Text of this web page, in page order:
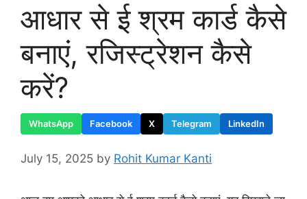
आधार से ई श्रम कार्ड कैसे
बनाएं, रजिस्ट्रेशन कैसे
करें?
WhatsApp Facebook X Telegram LinkedIn
July 15, 2025 by Rohit Kumar Kanti